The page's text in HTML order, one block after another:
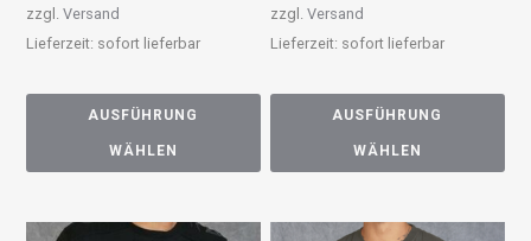
zzgl.Versand
Lieferzeit: sofort lieferbar
AUSFÜHRUNG
WÄHLEN
zzgl.Versand
Lieferzeit: sofort lieferbar
AUSFÜHRUNG
WÄHLEN